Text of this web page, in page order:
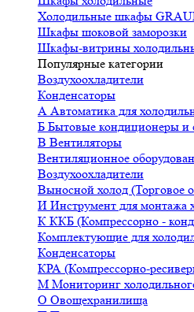
Холодильные шкафы
Шкафы шоковой заморозки
Шкафы-витрины
Популярные категории
Воздухоохладители
Конденсаторы
А Автоматика для
Б Бытовые кондиционеры и
В Вентиляторы
Вентиляционное
Воздухоохладители
Выносной холод (Торговое
И Инструмент для монтажа
К ККБ (Компрессорно -
Комплектующие для
Конденсаторы
КРА (Компрессорно-
М Мониторинг
О Овощехранилища